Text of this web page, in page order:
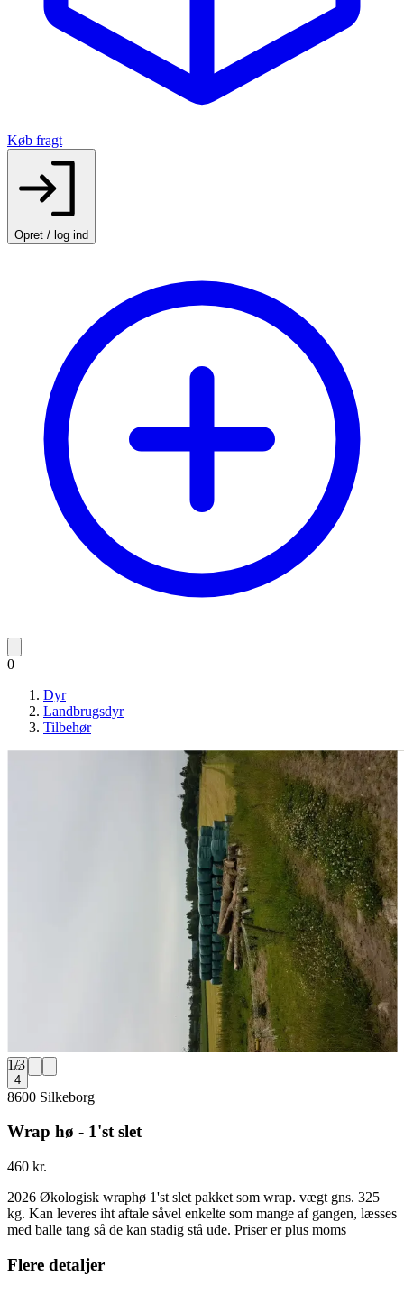
Køb fragt
Opret / log ind
0
Dyr
Landbrugsdyr
Tilbehør
1/3
4
8600 Silkeborg
Wrap hø - 1'st slet
460 kr.
2026 Økologisk wraphø 1'st slet pakket som wrap. vægt gns. 325
kg. Kan leveres iht aftale såvel enkelte som mange af gangen, læsses
med balle tang så de kan stadig stå ude. Priser er plus moms
Flere detaljer